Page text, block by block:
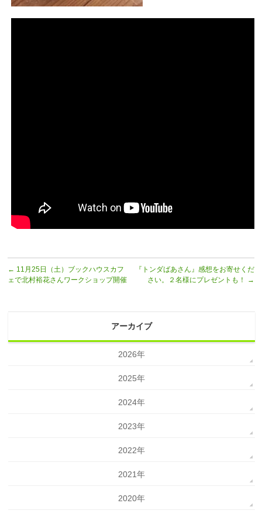
← 11月25日（土）ブックハウスカフ
ェで北村裕花さんワークショップ開催
『トンダばあさん』感想をお寄せくだ
さい。２名様にプレゼントも！
→
アーカイブ
2026年
2025年
2024年
2023年
2022年
2021年
2020年